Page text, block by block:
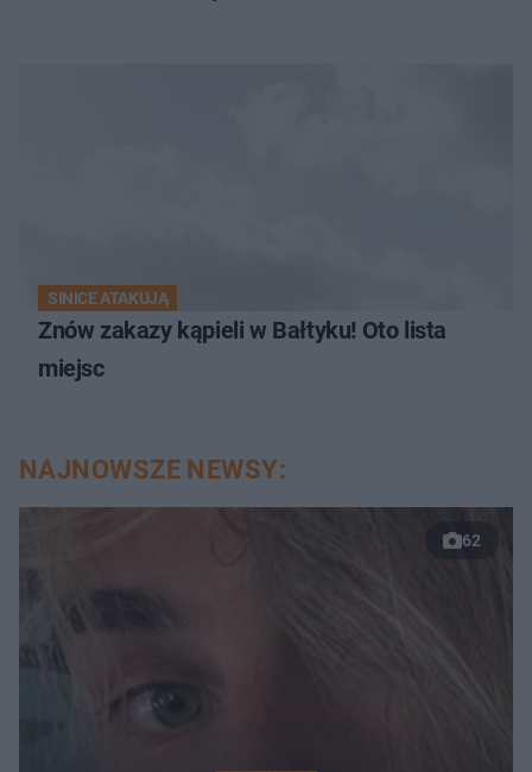
SINICE ATAKUJĄ
Znów zakazy kąpieli w Bałtyku! Oto lista
miejsc
NAJNOWSZE NEWSY:
62